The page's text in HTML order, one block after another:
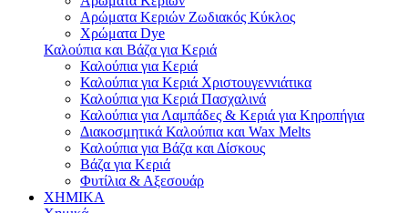
Αρώματα Κεριών Ζωδιακός Κύκλος
Χρώματα Dye
Καλούπια και Βάζα για Κεριά
Καλούπια για Κεριά
Καλούπια για Κεριά Χριστουγεννιάτικα
Καλούπια για Κεριά Πασχαλινά
Καλούπια για Λαμπάδες & Κεριά για Κηροπήγια
Διακοσμητικά Καλούπια και Wax Melts
Καλούπια για Βάζα και Δίσκους
Βάζα για Κεριά
Φυτίλια & Αξεσουάρ
ΧΗΜΙΚΑ